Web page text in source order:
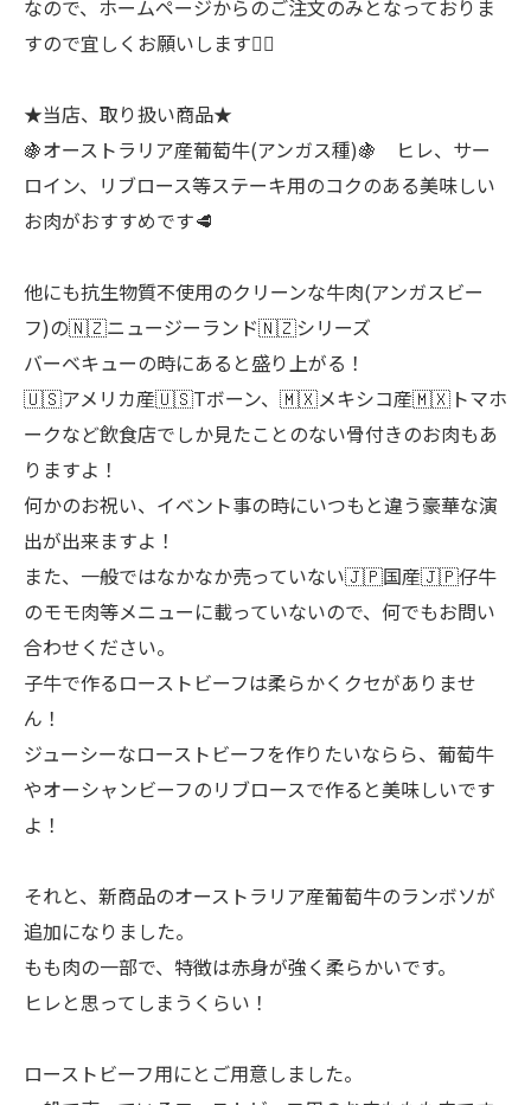
なので、ホームページからのご注文のみとなっておりま
すので宜しくお願いします🙇‍♂
★当店、取り扱い商品★
🍇オーストラリア産葡萄牛(アンガス種)🍇 ヒレ、サー
ロイン、リブロース等ステーキ用のコクのある美味しい
お肉がおすすめです🥩
他にも抗生物質不使用のクリーンな牛肉(アンガスビー
フ)の🇳🇿ニュージーランド🇳🇿シリーズ
バーベキューの時にあると盛り上がる！
🇺🇸アメリカ産🇺🇸Tボーン、🇲🇽メキシコ産🇲🇽トマホ
ークなど飲食店でしか見たことのない骨付きのお肉もあ
りますよ！
何かのお祝い、イベント事の時にいつもと違う豪華な演
出が出来ますよ！
また、一般ではなかなか売っていない🇯🇵国産🇯🇵仔牛
のモモ肉等メニューに載っていないので、何でもお問い
合わせください。
子牛で作るローストビーフは柔らかくクセがありませ
ん！
ジューシーなローストビーフを作りたいならら、葡萄牛
やオーシャンビーフのリブロースで作ると美味しいです
よ！
それと、新商品のオーストラリア産葡萄牛のランボソが
追加になりました。
もも肉の一部で、特徴は赤身が強く柔らかいです。
ヒレと思ってしまうくらい！
ローストビーフ用にとご用意しました。